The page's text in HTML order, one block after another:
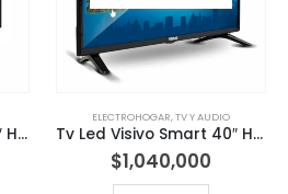
Tv Led Visivo Digital 32″ Hd3260T4
ELECTROHOGAR,TV Y AUDIO
Tv Led Visivo Smart 40″ Hd4042Slt
$1,040,000